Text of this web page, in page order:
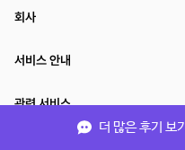
더 많은 후기 보기
회사
서비스 안내
관련 서비스